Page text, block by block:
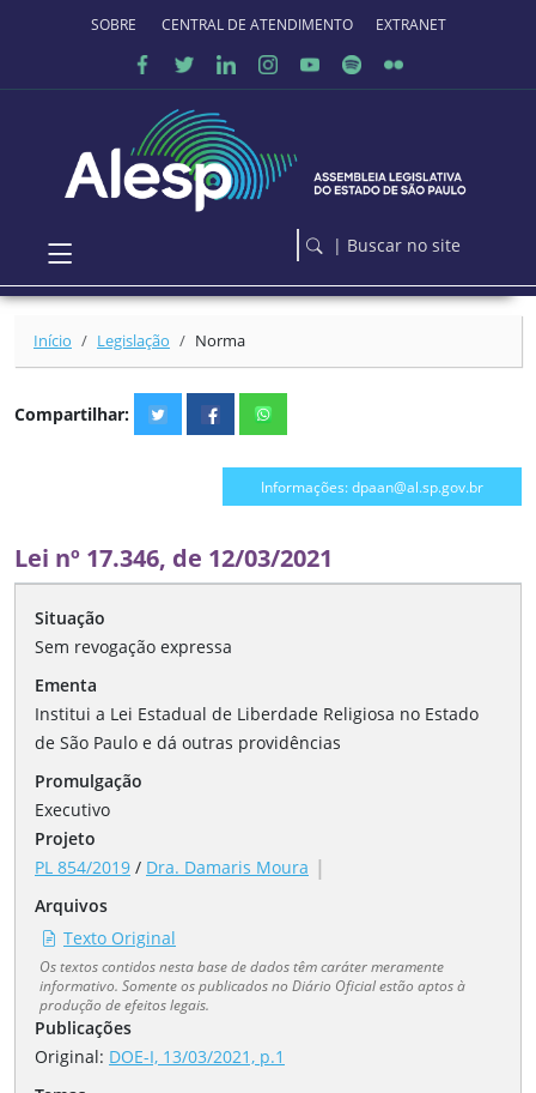
Ir para o conteúdo principal
SOBRE O PORTALCENTRAL DE ATENDIMENTO EXTRANET
| Buscar no site
Início Legislação Norma
Compartilhar:
Informações: dpaan@al.sp.gov.br
Lei nº 17.346, de 12/03/2021
Situação
Sem revogação expressa
Ementa
Institui a Lei Estadual de Liberdade Religiosa no Estado
de São Paulo e dá outras providências
Promulgação
Executivo
Projeto
PL 854/2019 / Dra. Damaris Moura |
Arquivos
Texto Original
Os textos contidos nesta base de dados têm caráter meramente
informativo. Somente os publicados no Diário Oficial estão aptos à
produção de efeitos legais.
Publicações
Original: DOE-I, 13/03/2021, p.1